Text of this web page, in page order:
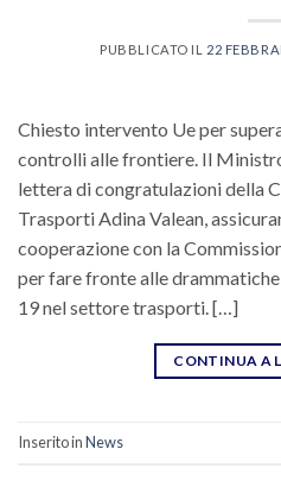
PUBBLICATO IL 22
Chiesto intervento Ue per
controlli alle frontiere. Il
lettera di congratulazioni della
Trasporti Adina Valean,
cooperazione con la
per fare fronte alle
19 nel settore trasporti. […]
CONTINUA A
Inserito inNews